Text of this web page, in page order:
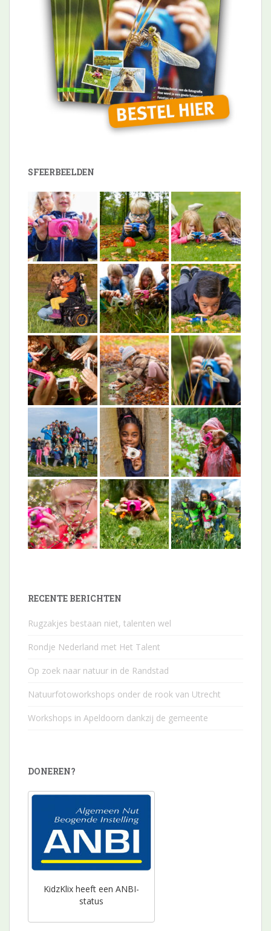
SFEERBEELDEN
RECENTE BERICHTEN
Rugzakjes bestaan niet, talenten wel
Rondje Nederland met Het Talent
Op zoek naar natuur in de Randstad
Natuurfotoworkshops onder de rook van Utrecht
Workshops in Apeldoorn dankzij de gemeente
DONEREN?
KidzKlix heeft een ANBI-
status